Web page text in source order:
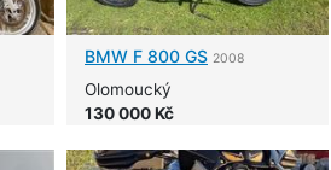
BMW F 800 GS 2008
Olomoucký
130 000 Kč